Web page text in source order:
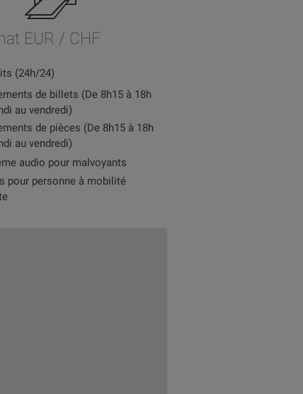
EUR / CHF
(24h/24)
de billets (De 8h15 à 18h
au vendredi)
de pièces (De 8h15 à 18h
au vendredi)
audio pour malvoyants
pour personne à mobilité